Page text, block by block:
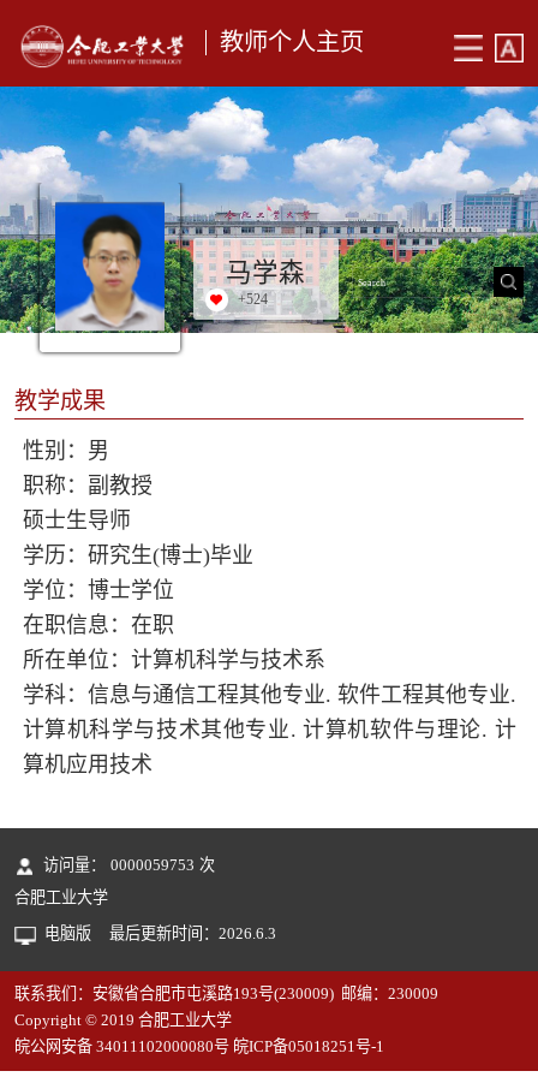
教师个人主页
马学森
+524
教学成果
性别：男
职称：副教授
硕士生导师
学历：研究生(博士)毕业
学位：博士学位
在职信息：在职
所在单位：计算机科学与技术系
学科：信息与通信工程其他专业. 软件工程其他专业.
计算机科学与技术其他专业. 计算机软件与理论. 计
算机应用技术
访问量： 0000059753 次
合肥工业大学
电脑版
最后更新时间： 2026.6.3
联系我们：安徽省合肥市屯溪路193号(230009) 邮编：230009
Copyright © 2019 合肥工业大学
皖公网安备 34011102000080号 皖ICP备05018251号-1